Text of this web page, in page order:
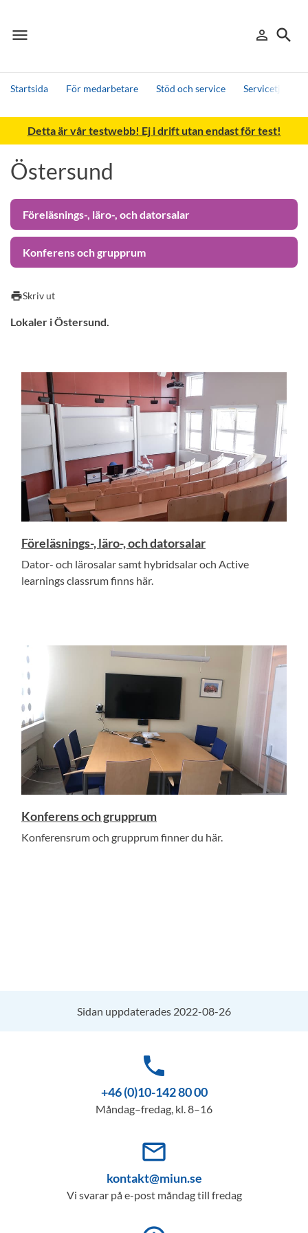
menu
Meny person_outline
Logga in
search
Sök
Startsida För medarbetare Stöd och service Servicetjänster
Sök
Andra söktjänster
Detta är vår testmiljö - endast testdata
Detta är vår testwebb! Ej i drift utan endast för test!
Östersund
Föreläsnings-, läro-, och datorsalar
Konferens och grupprum
printSkriv ut
Lokaler i Östersund.
Föreläsnings-, läro-, och datorsalar
Dator- och lärosalar samt hybridsalar och Active
learnings classrum finns här.
Konferens och grupprum
Konferensrum och grupprum finner du här.
Sidan uppdaterades 2022-08-26
phone
+46 (0)10-142 80 00
Måndag–fredag, kl. 8–16
mail_outline
kontakt@miun.se
Vi svarar på e-post måndag till fredag